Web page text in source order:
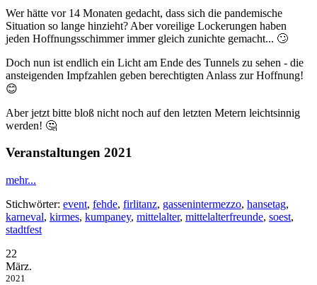
Wer hätte vor 14 Monaten gedacht, dass sich die pandemische
Situation so lange hinzieht? Aber voreilige Lockerungen haben
jeden Hoffnungsschimmer immer gleich zunichte gemacht... 🙄
Doch nun ist endlich ein Licht am Ende des Tunnels zu sehen - die
ansteigenden Impfzahlen geben berechtigten Anlass zur Hoffnung!
😊
Aber jetzt bitte bloß nicht noch auf den letzten Metern leichtsinnig
werden! 🤔
Veranstaltungen 2021
mehr...
Stichwörter: event, fehde, firlitanz, gassenintermezzo, hansetag,
karneval, kirmes, kumpaney, mittelalter, mittelalterfreunde, soest,
stadtfest
22
März.
2021